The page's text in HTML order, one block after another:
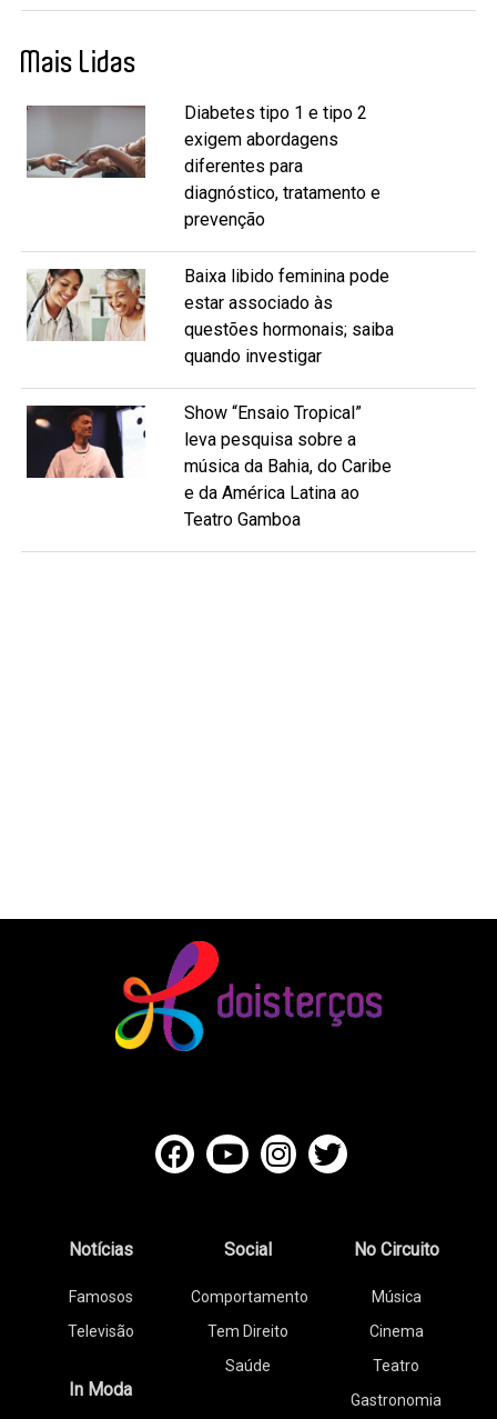
Mais Lidas
Diabetes tipo 1 e tipo 2
exigem abordagens
diferentes para
diagnóstico, tratamento e
prevenção
Baixa libido feminina pode
estar associado às
questões hormonais; saiba
quando investigar
Show “Ensaio Tropical”
leva pesquisa sobre a
música da Bahia, do Caribe
e da América Latina ao
Teatro Gamboa
Notícias
Famosos
Televisão
In Moda
Social
Comportamento
Tem Direito
Saúde
No Circuito
Música
Cinema
Teatro
Gastronomia